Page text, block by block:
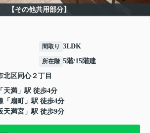
【その他共用部分】
間取り 3LDK
所在階 5階/15階建
北区 同心２丁目
「 天満 」駅 徒歩4分
「 扇町
」駅 徒歩4分
天満宮 」駅 徒歩9分